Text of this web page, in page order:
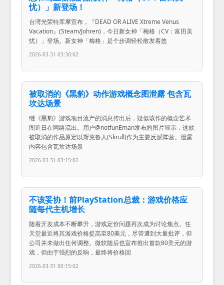
忧）」新登场！
台湾光荣特库摩宣布，『DEAD OR ALIVE Xtreme Venus
Vacation』(Steam/Johren)，今日新女神「梅格（CV：富田美
忧）」登场。新女神「梅格」是个步调轻松散发着悠
2026-03-31 03:30:02
被取消的《黑豹》动作游戏概念图泄露 包含瓦
坎达场景
继《黑豹》游戏项目流产的消息传出后，疑似该作的概念艺术
图近日在网络流出。用户@notfunEman发布的图片显示，这款
被取消的作品原定以斯克鲁人(Skrull)作为主要反派阵营。泄露
内容包含瓦坎达场景
2026-03-31 03:15:02
不该妥协！前PlayStation总裁：游戏价格应
随每代主机增长
随着开发成本不断攀升，游戏定价问题再次成为讨论焦点。任
天堂最近将其游戏价格提高至80美元，尽管遭到大量批评，但
公司并未做出任何调整。微软随后也宣布推出首款80美元的游
戏，但由于强烈的反响，最终将价格回
2026-03-31 00:15:02